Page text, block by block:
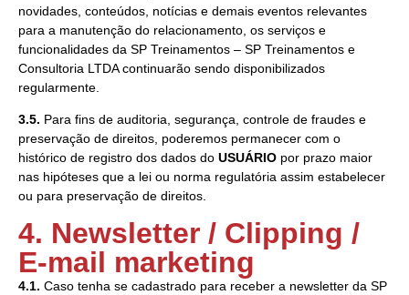
novidades, conteúdos, notícias e demais eventos relevantes
para a manutenção do relacionamento, os serviços e
funcionalidades da SP Treinamentos – SP Treinamentos e
Consultoria LTDA continuarão sendo disponibilizados
regularmente.
3.5. Para fins de auditoria, segurança, controle de fraudes e
preservação de direitos, poderemos permanecer com o
histórico de registro dos dados do USUÁRIO por prazo maior
nas hipóteses que a lei ou norma regulatória assim estabelecer
ou para preservação de direitos.
4. Newsletter / Clipping /
E-mail marketing
4.1. Caso tenha se cadastrado para receber a newsletter da SP